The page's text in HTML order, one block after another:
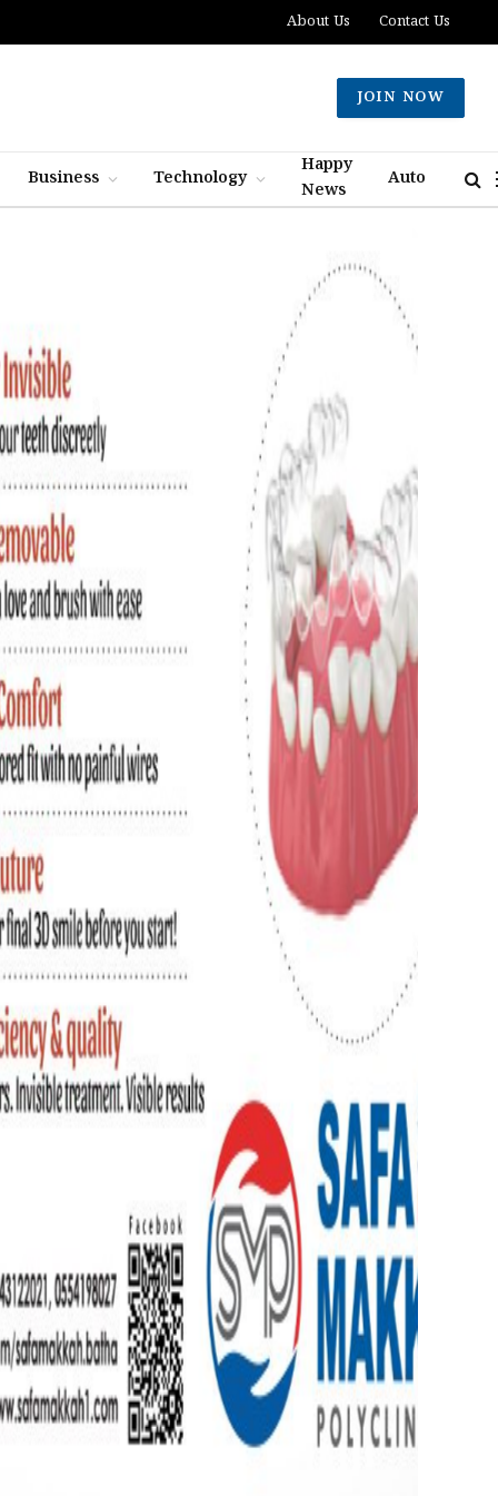
About Us Contact Us
JOIN NOW
Business Technology
Happy
News
Auto